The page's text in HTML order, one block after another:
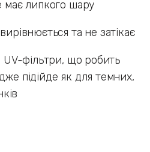
має липкого шару
та не затікає
UV-фільтри, що робить
підійде як для темних,